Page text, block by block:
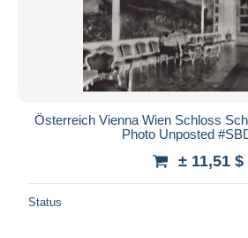
Österreich Vienna Wien Schloss
Photo Unposted
± 11,51 $
Status